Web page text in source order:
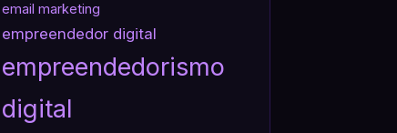
email marketing
empreendedor digital
empreendedorismo
digital